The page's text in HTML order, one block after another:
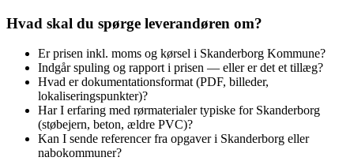
Hvad skal du spørge leverandøren om?
Er prisen inkl. moms og kørsel i Skanderborg Kommune?
Indgår spuling og rapport i prisen — eller er det et tillæg?
Hvad er dokumentationsformat (PDF, billeder,
lokaliseringspunkter)?
Har I erfaring med rørmaterialer typiske for Skanderborg
(støbejern, beton, ældre PVC)?
Kan I sende referencer fra opgaver i Skanderborg eller
nabokommuner?